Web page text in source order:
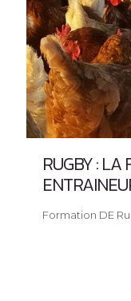
RUGBY : LA
Formation DE